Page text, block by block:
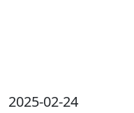
2025-02-24